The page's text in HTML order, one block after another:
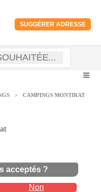
SUGGÉRER ADRESSE
> CAMPINGS MONTIRAT
acceptés ?
Non